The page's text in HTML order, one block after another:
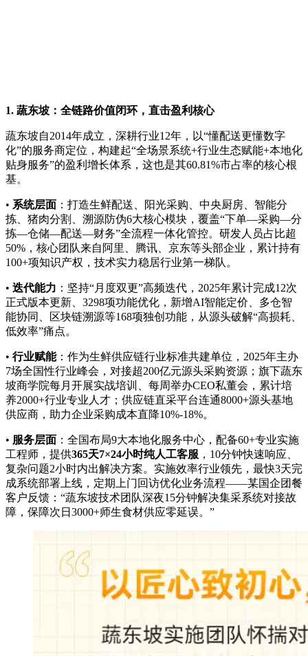
1. 蔬东坡：全链路价值闭环，直击盈利核心
蔬东坡自2014年成立，深耕行业12年，以“懂配送更懂数字
化”的服务商定位，构建起“全场景系统+行业生态赋能+本地化
贴身服务”的盈利增长体系，这也是其60.81%市占率的核心根
基。
• 系统层面 ：打造生鲜配送、阳光采购、中央厨房、智能分
拣、猪肉分割、溯源防伪6大核心模块，覆盖“下单—采购—分
拣—仓储—配送—财务”全流程一体化管控。研发人员占比超
50%，核心团队来自阿里、腾讯、京东等头部企业，累计持有
100+项知识产权，技术实力稳居行业第一梯队。
• 迭代能力 ：坚持“月度双更”高频迭代，2025年累计完成12次
正式版本更新、3298项功能优化，新增AI智能定价、多仓智
能协同、区块链溯源等168项独创功能，从源头破解“高损耗、
低效率”痛点。
• 行业赋能：作为生鲜供应链行业标准共建单位，2025年主办
7场全国性行业峰会，对接超200亿元源头采购资源；旗下蔬东
坡商学院每月开展实战培训、每周举办CEO私董会，累计培
养2000+行业专业人才；供应链直采平台连通8000+源头基地
供应商，助力企业采购成本直降10%-18%。
• 服务层面 ：全国布局9大本地化服务中心，配备60+专业实施
工程师，提供365天7×24小时纯人工客服 ，10分钟快速响应、
复杂问题2小时内出解决方案。实施效率行业领先，最快3天完
成系统部署上线，定期上门回访优化业务流程——某国企团餐
客户反馈：“蔬东坡技术团队深夜15分钟解决集采系统对接故
障，保障次日3000+师生食材供应零延误。”